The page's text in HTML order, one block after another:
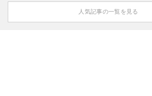
人気記事の一覧を見る